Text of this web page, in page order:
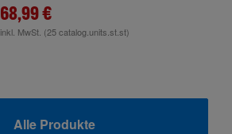
68,99 €
inkl. MwSt. (25 catalog.units.st.st)
Alle Produkte